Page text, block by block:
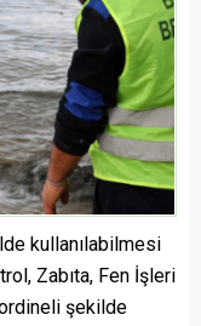
kullanılabilmesi
Zabıta, Fen İşleri
şekilde